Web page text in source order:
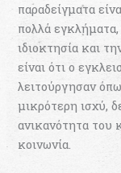
παραδείγματα
πολλά
ιδιοκτησία και
είναι ότι ο
λειτούργησαν
μικρότερη ισχύ,
ανικανότητα του
κοινωνία.